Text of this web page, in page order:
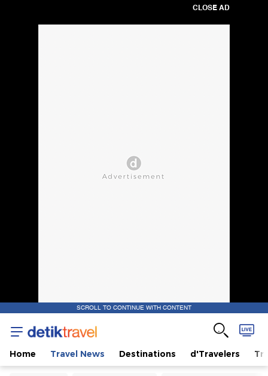
CLOSE AD
SCROLL TO CONTINUE WITH CONTENT
Home Travel News Destinations d'Travelers